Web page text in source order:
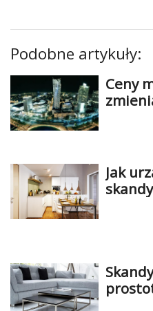
Podobne artykuły:
Ceny
Jak